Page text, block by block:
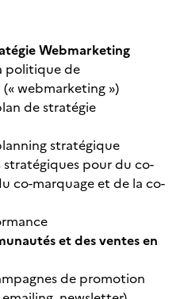
Webmarketing
politique de
webmarketing »)
de stratégie
stratégique
stratégiques pour du co-
co-marquage et de la co-
et des ventes en
de promotion